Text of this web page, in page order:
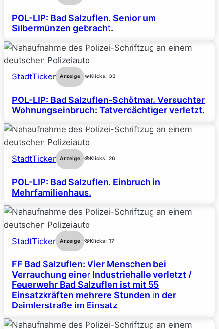
POL-LIP: Bad Salzuflen. Senior um
Silbermünzen gebracht.
StadtTicker Anzeige Klicks: 33
POL-LIP: Bad Salzuflen-Schötmar. Versuchter
Wohnungseinbruch: Tatverdächtiger verletzt.
StadtTicker Anzeige Klicks: 26
POL-LIP: Bad Salzuflen. Einbruch in
Mehrfamilienhaus.
StadtTicker Anzeige Klicks: 17
FF Bad Salzuflen: Vier Menschen bei
Verrauchung einer Industriehalle verletzt /
Feuerwehr Bad Salzuflen ist mit 55
Einsatzkräften mehrere Stunden in der
Daimlerstraße im Einsatz